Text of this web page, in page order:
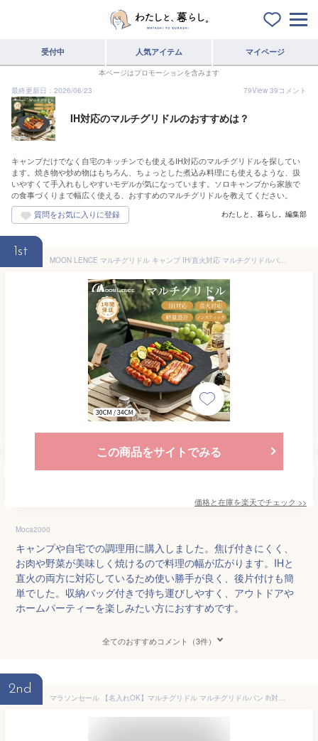
受付中 人気アイテム マイページ
本ページはプロモーションを含みます
最終更新日：2026/06/23
79View 39コメント
IH対応のマルチグリドルのおすすめは？
キャンプだけでなく自宅のキッチンでも使えるIH対応のマルチグリドルを探してい
ます。焼き物や炒め物はもちろん、ちょっとした煮込み料理にも使えるような、扱
いやすくて手入れもしやすいモデルが気になっています。ソロキャンプから家族で
の食事づくりまで幅広く使える、おすすめのマルチグリドルを教えてください。
わたしと、暮らし。編集部
1st
MOON LENCE マルチグリドル キャンプ IH/直火対応 マルチグリドルパン グリルパン アウトドア バーベキュー 焼肉プレート 焦げ付きにくい 直径30cm/34cm 木製取っ手＆収納バッグ付き
この商品をサイトでみる
価格と在庫を楽天でチェック >>
Moca2000
キャンプや自宅での調理用に購入しました。焦げ付きにくく、
お肉や野菜が美味しく焼けるので料理の幅が広がります。IHと
直火の両方に対応しているため使い勝手が良く、後片付けも簡
単でした。収納バッグ付きで持ち運びしやすく、アウトドアや
ホームパーティーを楽しみたい方におすすめです。
全てのおすすめコメント（3件）
2nd
マラソンセール 【名入れOK】マルチグリドル マルチグリドルパン ih対応 40cm 34cm 父の日 ギフト プレゼント 鉄板 ケース付 取っ手 グリドル 取手 キャンプ バーベキュープレート グリル プレート グリドルパン バーベキュー bbq アウトドア ih SWAG GEAR